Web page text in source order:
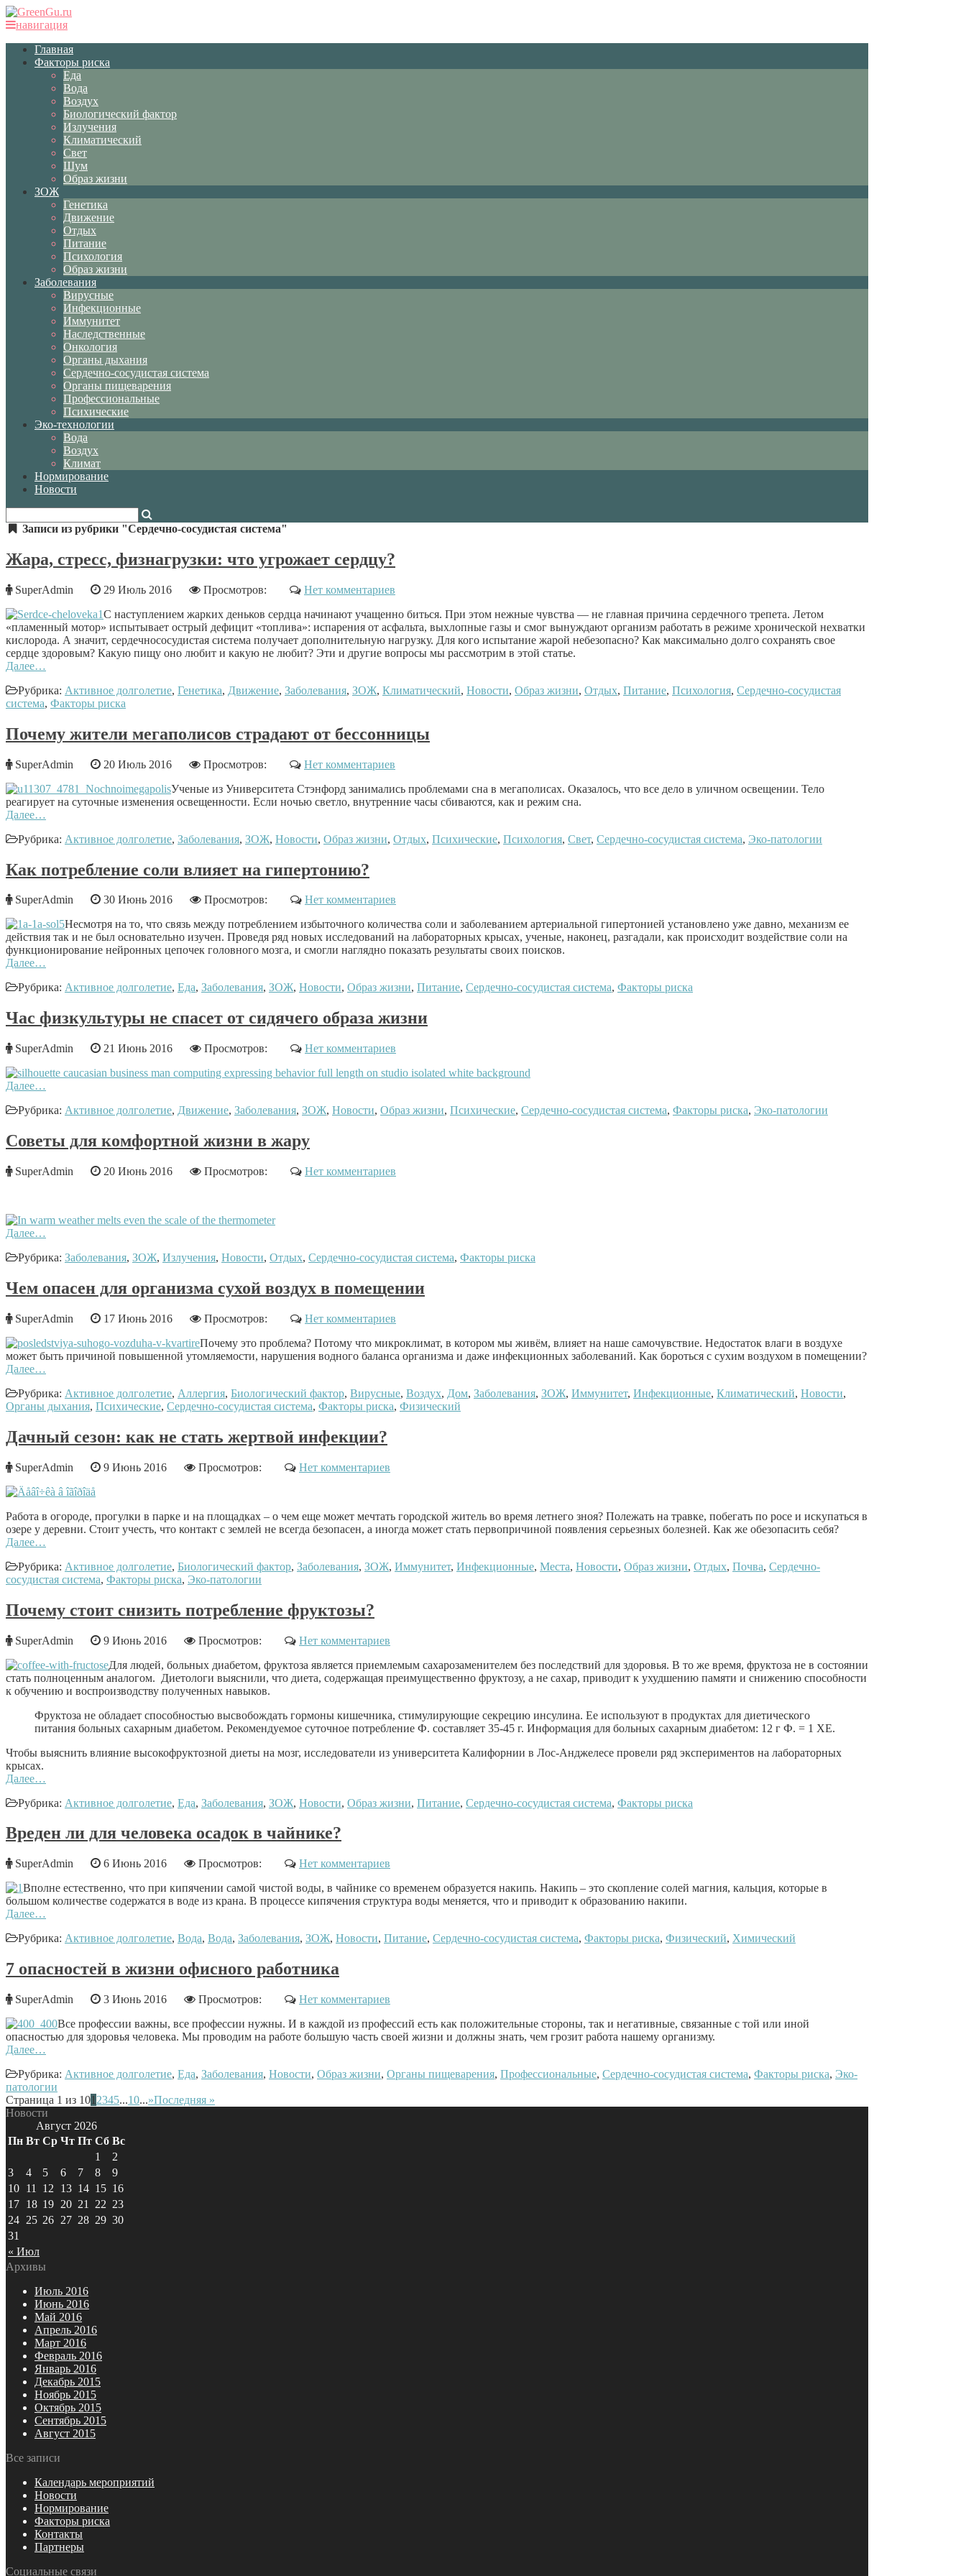
навигация
Главная
Факторы риска
Еда
Вода
Воздух
Биологический фактор
Излучения
Климатический
Свет
Шум
Образ жизни
ЗОЖ
Генетика
Движение
Отдых
Питание
Психология
Образ жизни
Заболевания
Вирусные
Инфекционные
Иммунитет
Наследственные
Онкология
Органы дыхания
Сердечно-сосудистая система
Органы пищеварения
Профессиональные
Психические
Эко-технологии
Вода
Воздух
Климат
Нормирование
Новости
Записи из рубрики "Сердечно-сосудистая система"
Жара, стресс, физнагрузки: что угрожает сердцу?
SuperAdmin 29 Июль 2016 Просмотров:
Нет комментариев
С наступлением жарких деньков сердца начинают учащенно биться. При этом нежные чувства — не главная причина сердечного трепета. Летом
«пламенный мотор» испытывает острый дефицит «топлива»: испарения от асфальта, выхлопные газы и смог вынуждают организм работать в режиме хронической нехватки
кислорода. А значит, сердечнососудистая система получает дополнительную нагрузку. Для кого испытание жарой небезопасно? Как максимально долго сохранять свое
сердце здоровым? Какую пищу оно любит и какую не любит? Эти и другие вопросы мы рассмотрим в этой статье.
Далее…
Рубрика: Активное долголетие, Генетика, Движение, Заболевания, ЗОЖ, Климатический, Новости, Образ жизни, Отдых, Питание, Психология, Сердечно-сосудистая
система, Факторы риска
Почему жители мегаполисов страдают от бессонницы
SuperAdmin 20 Июль 2016 Просмотров:
Нет комментариев
Ученые из Университета Стэнфорд занимались проблемами сна в мегаполисах. Оказалось, что все дело в уличном освещении. Тело
реагирует на суточные изменения освещенности. Если ночью светло, внутренние часы сбиваются, как и режим сна.
Далее…
Рубрика: Активное долголетие, Заболевания, ЗОЖ, Новости, Образ жизни, Отдых, Психические, Психология, Свет, Сердечно-сосудистая система, Эко-патологии
Как потребление соли влияет на гипертонию?
SuperAdmin 30 Июнь 2016 Просмотров:
Нет комментариев
Несмотря на то, что связь между потреблением избыточного количества соли и заболеванием артериальной гипертонией установлено уже давно, механизм ее
действия так и не был основательно изучен. Проведя ряд новых исследований на лабораторных крысах, ученые, наконец, разгадали, как происходит воздействие соли на
функционирование нейронных цепочек головного мозга, и смогли наглядно показать результаты своих поисков.
Далее…
Рубрика: Активное долголетие, Еда, Заболевания, ЗОЖ, Новости, Образ жизни, Питание, Сердечно-сосудистая система, Факторы риска
Час физкультуры не спасет от сидячего образа жизни
SuperAdmin 21 Июнь 2016 Просмотров: Нет комментариев
Далее…
Рубрика: Активное долголетие, Движение, Заболевания, ЗОЖ, Новости, Образ жизни, Психические, Сердечно-сосудистая система, Факторы риска, Эко-патологии
Советы для комфортной жизни в жару
SuperAdmin 20 Июнь 2016 Просмотров: Нет комментариев
Далее…
Рубрика: Заболевания, ЗОЖ, Излучения, Новости, Отдых, Сердечно-сосудистая система, Факторы риска
Чем опасен для организма сухой воздух в помещении
SuperAdmin 17 Июнь 2016 Просмотров:
Нет комментариев
Почему это проблема? Потому что микроклимат, в котором мы живём, влияет на наше самочувствие. Недостаток влаги в воздухе
может быть причиной повышенной утомляемости, нарушения водного баланса организма и даже инфекционных заболеваний. Как бороться с сухим воздухом в помещении?
Далее…
Рубрика: Активное долголетие, Аллергия, Биологический фактор, Вирусные, Воздух, Дом, Заболевания, ЗОЖ, Иммунитет, Инфекционные, Климатический, Новости,
Органы дыхания, Психические, Сердечно-сосудистая система, Факторы риска, Физический
Дачный сезон: как не стать жертвой инфекции?
SuperAdmin 9 Июнь 2016 Просмотров: Нет комментариев
Работа в огороде, прогулки в парке и на площадках – о чем еще может мечтать городской житель во время летнего зноя? Полежать на травке, побегать по росе и искупаться в
озере у деревни. Стоит учесть, что контакт с землей не всегда безопасен, а иногда может стать первопричиной появления серьезных болезней. Как же обезопасить себя?
Далее…
Рубрика: Активное долголетие, Биологический фактор, Заболевания, ЗОЖ, Иммунитет, Инфекционные, Места, Новости, Образ жизни, Отдых, Почва, Сердечно-
сосудистая система, Факторы риска, Эко-патологии
Почему стоит снизить потребление фруктозы?
SuperAdmin 9 Июнь 2016 Просмотров:
Нет комментариев
Для людей, больных диабетом, фруктоза является приемлемым сахарозаменителем без последствий для здоровья. В то же время, фруктоза не в состоянии
стать полноценным аналогом. Диетологи выяснили, что диета, содержащая преимущественно фруктозу, а не сахар, приводит к ухудшению памяти и снижению способности
к обучению и воспроизводству полученных навыков.
Фруктоза не обладает способностью высвобождать гормоны кишечника, стимулирующие секрецию инсулина. Ее используют в продуктах для диетического
питания больных сахарным диабетом. Рекомендуемое суточное потребление Ф. составляет 35-45 г. Информация для больных сахарным диабетом: 12 г Ф. = 1 ХЕ.
Чтобы выяснить влияние высокофруктозной диеты на мозг, исследователи из университета Калифорнии в Лос-Анджелесе провели ряд экспериментов на лабораторных
крысах.
Далее…
Рубрика: Активное долголетие, Еда, Заболевания, ЗОЖ, Новости, Образ жизни, Питание, Сердечно-сосудистая система, Факторы риска
Вреден ли для человека осадок в чайнике?
SuperAdmin 6 Июнь 2016 Просмотров:
Нет комментариев
Вполне естественно, что при кипячении самой чистой воды, в чайнике со временем образуется накипь. Накипь – это скопление солей магния, кальция, которые в
большом количестве содержатся в воде из крана. В процессе кипячения структура воды меняется, что и приводит к образованию накипи.
Далее…
Рубрика: Активное долголетие, Вода, Вода, Заболевания, ЗОЖ, Новости, Питание, Сердечно-сосудистая система, Факторы риска, Физический, Химический
7 опасностей в жизни офисного работника
SuperAdmin 3 Июнь 2016 Просмотров:
Нет комментариев
Все профессии важны, все профессии нужны. И в каждой из профессий есть как положительные стороны, так и негативные, связанные с той или иной
опасностью для здоровья человека. Мы проводим на работе большую часть своей жизни и должны знать, чем грозит работа нашему организму.
Далее…
Рубрика: Активное долголетие, Еда, Заболевания, Новости, Образ жизни, Органы пищеварения, Профессиональные, Сердечно-сосудистая система, Факторы риска, Эко-
патологии
Страница 1 из 101 2345...10...»Последняя »
Новости
Август 2026
Пн Вт Ср Чт Пт Сб Вс
« Июл
1
2
3
4 5 6 7 8
9
10 11 12 13 14 15 16
17 18 19 20 21 22 23
24 25 26 27 28 29 30
31
Архивы
Июль 2016
Июнь 2016
Май 2016
Апрель 2016
Март 2016
Февраль 2016
Январь 2016
Декабрь 2015
Ноябрь 2015
Октябрь 2015
Сентябрь 2015
Август 2015
Все записи
Календарь мероприятий
Новости
Нормирование
Факторы риска
Контакты
Партнеры
Социальные связи